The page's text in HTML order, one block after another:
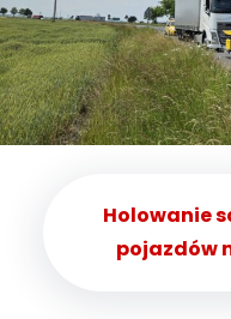
Holowanie
pojazdów